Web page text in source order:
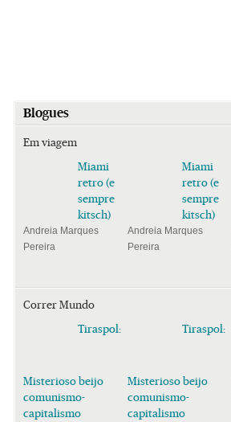
Blogues
Em viagem
Miami
retro (e
sempre
kitsch)
Andreia Marques
Pereira
Miami
retro (e
sempre
kitsch)
Andreia Marques
Pereira
Correr Mundo
Tiraspol:
Misterioso beijo
comunismo-
capitalismo
Tiraspol:
Misterioso beijo
comunismo-
capitalismo